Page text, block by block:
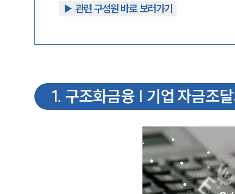
▶︎ 관련 구성원 바로 보러가기
1. 구조화금융 | 기업 자금조